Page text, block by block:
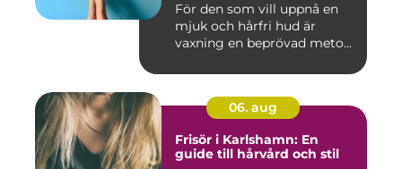
För den som vill uppnå en
mjuk och hårfri hud är
vaxning en beprövad meto...
06. aug
Frisör i Karlshamn: En
guide till hårvård och stil